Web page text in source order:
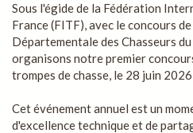
Sous l'égide de la Fédération
France (FITF), avec le concours
Départementale des Chasseurs
organisons notre premier
trompes de chasse, le 28 juin
Cet événement annuel est un
d'excellence technique et de